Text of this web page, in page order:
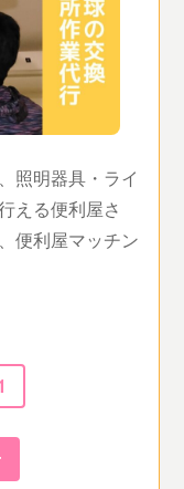
照明器具・ライ
える便利屋さ
便利屋マッチン